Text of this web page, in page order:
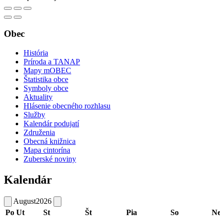
Obec
História
Príroda a TANAP
Mapy mOBEC
Štatistika obce
Symboly obce
Aktuality
Hlásenie obecného rozhlasu
Služby
Kalendár podujatí
Združenia
Obecná knižnica
Mapa cintorína
Zuberské noviny
Kalendár
August2026
Po Ut St Št Pia So